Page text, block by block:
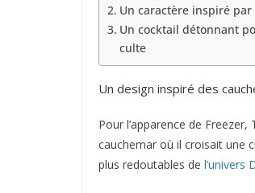
Un caractère inspiré
Un cocktail détonnant
culte
Un design inspiré des
Pour l’apparence de
cauchemar où il croisait une
plus redoutables de l’univers